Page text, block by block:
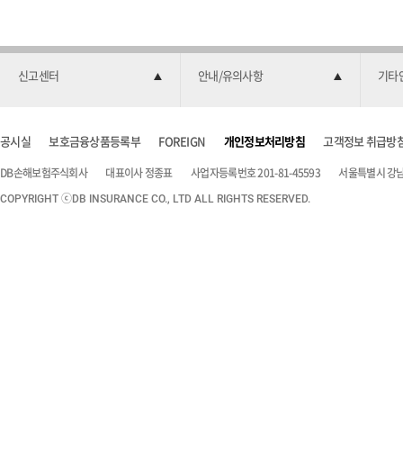
신고센터 안내/유의사항 기타
공시실 보호금융상품등록부 FOREIGN 개인정보처리방침 고객정보 취급방
DB손해보험주식회사 대표이사 정종표 사업자등록번호 201-81-45593 서울특별시 강
COPYRIGHT ⓒDB INSURANCE CO., LTD ALL RIGHTS RESERVED.